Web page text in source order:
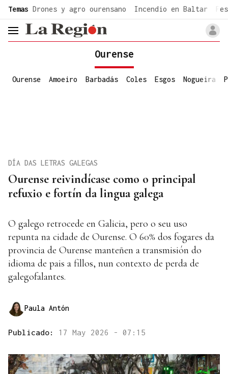
Temas Drones y agro ourensano Incendio en Baltar
header.menu.open
Ourense
Ourense Amoeiro Barbadás Coles Esgos Nogueira
Ourense reivindícase como o principal
refuxio e fortín da lingua galega
DÍA DAS LETRAS GALEGAS
O galego retrocede en Galicia, pero o seu uso
repunta na cidade de Ourense. O 60% dos fogares da
provincia de Ourense manteñen a transmisión do
idioma de pais a fillos, nun contexto de perda de
galegofalantes.
Paula Antón
Publicado: 17 May 2026 - 07:15